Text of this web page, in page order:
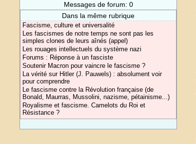
Messages de forum: 0
Dans la même rubrique
Fascisme, culture et universalité
Les fascismes de notre temps ne sont pas les
simples clones de leurs aînés (appel)
Les rouages intellectuels du système nazi
Forums : Réponse à un fasciste
Soutenir Macron pour vaincre le fascisme ?
La vérité sur Hitler (J. Pauwels) : absolument voir
pour comprendre
Le fascisme contre la Révolution française (de
Bonald, Maurras, Mussolini, nazisme, pétainisme...)
Royalisme et fascisme. Camelots du Roi et
Résistance ?